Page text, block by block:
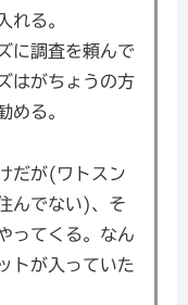
れる。
に調査を頼んで
はがちょうの方
める。
だが(ワトスン
んでない)、そ
ってくる。なん
トが入っていた